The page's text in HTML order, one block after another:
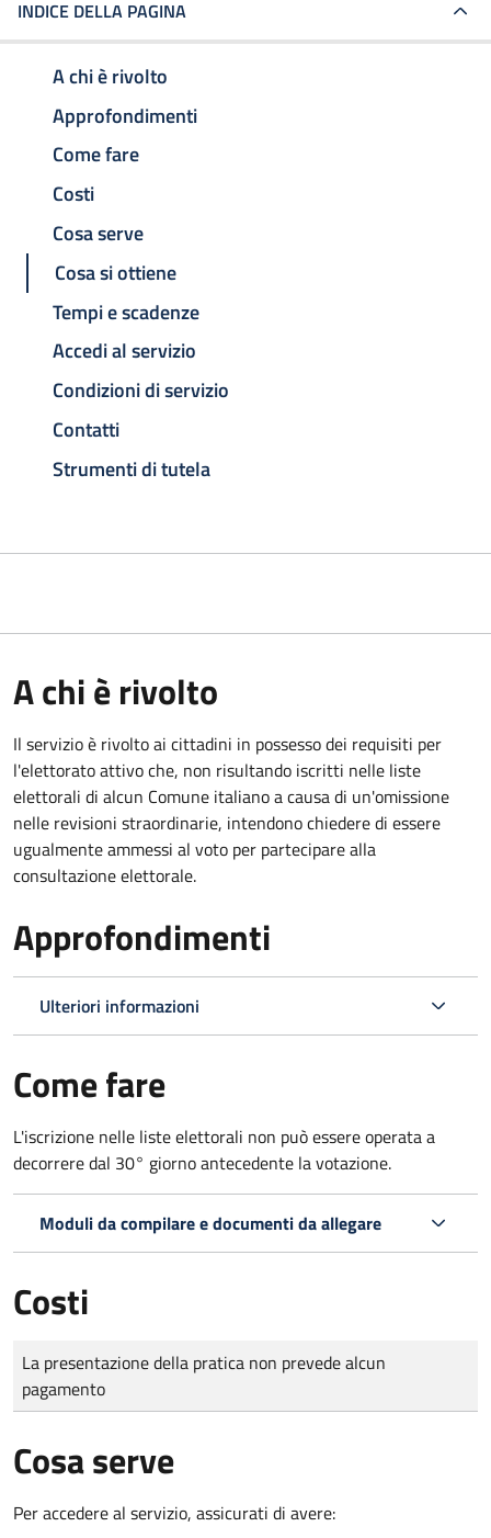
INDICE DELLA PAGINA
A chi è rivolto
Approfondimenti
Come fare
Costi
Cosa serve
Cosa si ottiene
Tempi e scadenze
Accedi al servizio
Condizioni di servizio
Contatti
Strumenti di tutela
A chi è rivolto
Il servizio è rivolto ai cittadini in possesso dei requisiti per
l'elettorato attivo che, non risultando iscritti nelle liste
elettorali di alcun Comune italiano a causa di un'omissione
nelle revisioni straordinarie, intendono chiedere di essere
ugualmente ammessi al voto per partecipare alla
consultazione elettorale.
Approfondimenti
Ulteriori informazioni
Come fare
L'iscrizione nelle liste elettorali non può essere operata a
decorrere dal 30° giorno antecedente la votazione.
Moduli da compilare e documenti da allegare
Costi
Tipo di pagamento
Importo
La presentazione della pratica non prevede alcun
pagamento
Cosa serve
Per accedere al servizio, assicurati di avere: